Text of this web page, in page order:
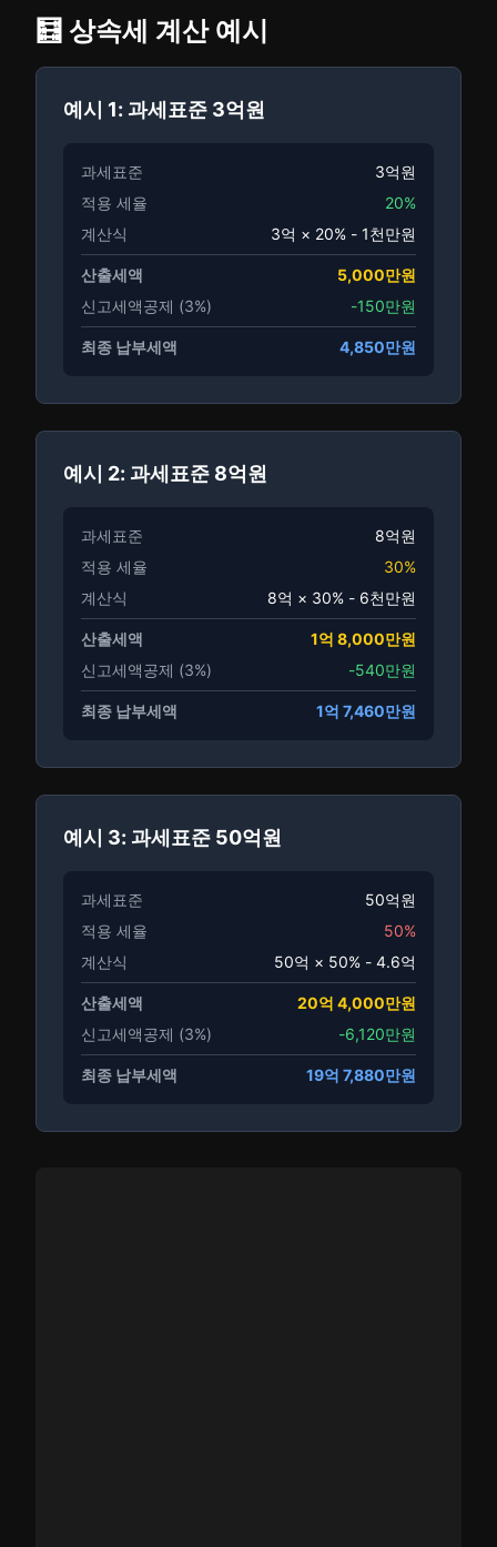
🧮 상속세 계산 예시
예시 1: 과세표준 3억원
과세표준
3억원
적용 세율
20%
계산식
3억 × 20% - 1천만원
산출세액
5,000만원
신고세액공제 (3%)
-150만원
최종 납부세액 4,850만원
예시 2: 과세표준 8억원
과세표준
8억원
적용 세율
30%
계산식
8억 × 30% - 6천만원
산출세액
1억 8,000만원
신고세액공제 (3%)
-540만원
최종 납부세액 1억 7,460만원
예시 3: 과세표준 50억원
과세표준
50억원
적용 세율
50%
계산식
50억 × 50% - 4.6억
산출세액
20억 4,000만원
신고세액공제 (3%)
-6,120만원
최종 납부세액 19억 7,880만원